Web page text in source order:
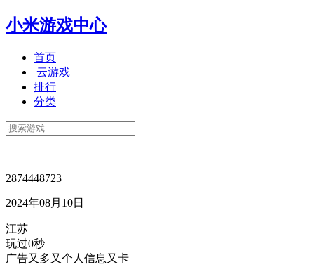
小米游戏中心
首页
云游戏
排行
分类
2874448723
2024年08月10日
江苏
玩过0秒
广告又多又个人信息又卡